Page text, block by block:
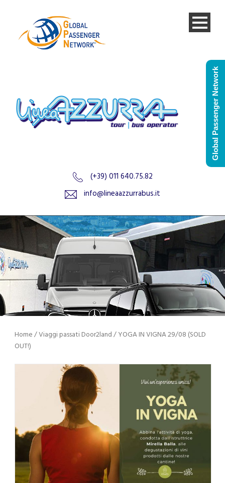
(+39) 011 640.75.82
info@lineaazzurrabus.it
Home/Viaggi passati Door2land/ YOGA IN VIGNA 29/08 (SOLD
OUT!)
Global Passenger Network